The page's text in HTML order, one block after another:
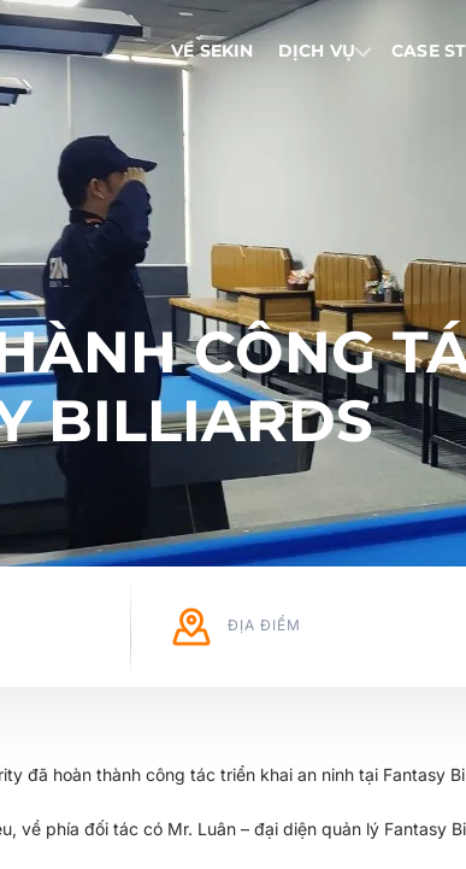
VỀ SEKIN DỊCH VỤ CASE
CÔNG
BILLIARDS
ĐỊA ĐIỂM
đã hoàn thành công tác triển khai an ninh tại Fantasy
về phía đối tác có Mr. Luân – đại diện quản lý